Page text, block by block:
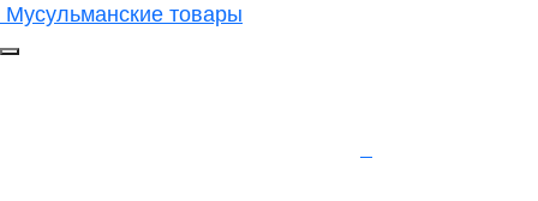
Мусульманские товары